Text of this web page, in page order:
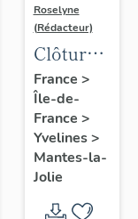
Roselyne
(Rédacteur)
Clôture
de
chœur
France >
Île-de-
France >
Yvelines>
Mantes-la-
Jolie